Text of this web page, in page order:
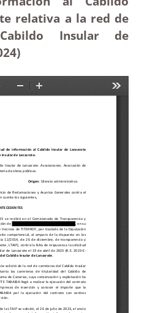
relativa a la red de
Insular de